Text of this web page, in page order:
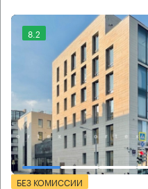
8.2
БЕЗ КОМИССИИ